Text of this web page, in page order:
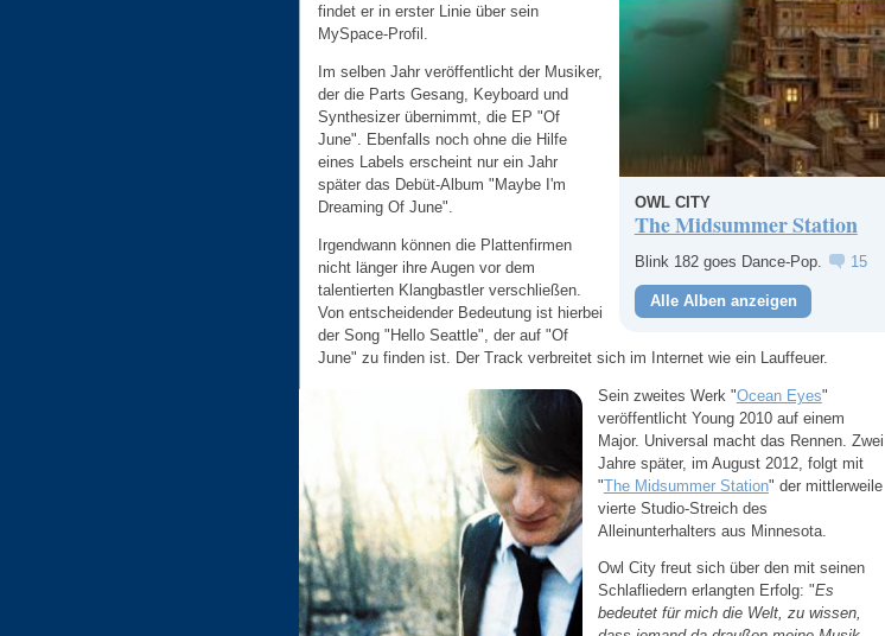
OWL CITY
The Midsummer Station
Blink 182 goes Dance-Pop. 15
Alle Alben anzeigen
findet er in erster Linie über sein
MySpace-Profil.
Im selben Jahr veröffentlicht der Musiker,
der die Parts Gesang, Keyboard und
Synthesizer übernimmt, die EP "Of
June". Ebenfalls noch ohne die Hilfe
eines Labels erscheint nur ein Jahr
später das Debüt-Album "Maybe I'm
Dreaming Of June".
Irgendwann können die Plattenfirmen
nicht länger ihre Augen vor dem
talentierten Klangbastler verschließen.
Von entscheidender Bedeutung ist hierbei
der Song "Hello Seattle", der auf "Of
June" zu finden ist. Der Track verbreitet sich im Internet wie ein Lauffeuer.
Sein zweites Werk "Ocean Eyes"
veröffentlicht Young 2010 auf einem
Major. Universal macht das Rennen. Zwei
Jahre später, im August 2012, folgt mit
"The Midsummer Station" der mittlerweile
vierte Studio-Streich des
Alleinunterhalters aus Minnesota.
Owl City freut sich über den mit seinen
Schlafliedern erlangten Erfolg: "Es
bedeutet für mich die Welt, zu wissen,